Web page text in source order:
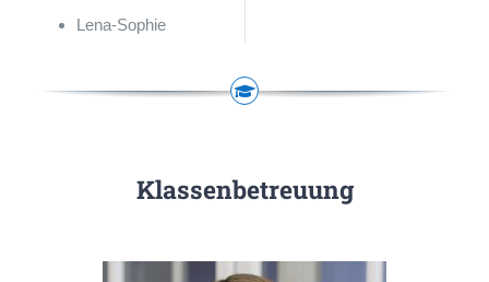
Lena-Sophie
Klassenbetreuung